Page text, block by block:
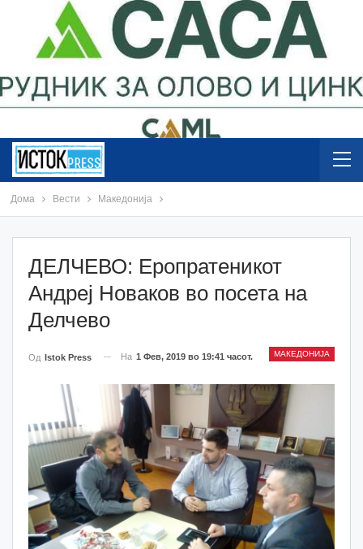
Дома Вести Македонија
ДЕЛЧЕВО: Еропратеникот
Андреј Новаков во посета на
Делчево
МАКЕДОНИЈА
Од Istok Press На 1 Фев, 2019 во 19:41 часот.